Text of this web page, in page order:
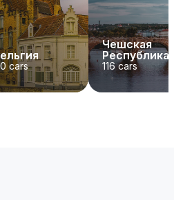
cars
Чешская
Республика
116cars